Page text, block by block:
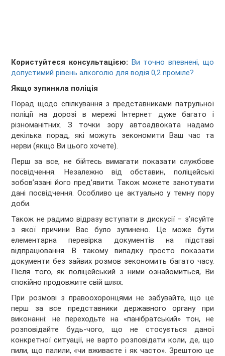
Користуйтеся консультацією: Ви точно впевнені, що
допустимий рівень алкоголю для водія 0,2 проміле?
Якщо зупинила поліція
Порад щодо спілкування з представниками патрульної
поліції на дорозі в мережі Інтернет дуже багато і
різноманітних. З точки зору автоадвоката надамо
декілька порад, які можуть зекономити Ваш час та
нерви (якщо Ви цього хочете).
Перш за все, не бійтесь вимагати показати службове
посвідчення. Незалежно від обставин, поліцейські
зобов’язані його пред’явити. Також можете занотувати
дані посвідчення. Особливо це актуально у темну пору
доби.
Також не радимо відразу вступати в дискусії – з’ясуйте
з якої причини Вас було зупинено. Це може бути
елементарна перевірка документів на підставі
відпрацювання. В такому випадку просто показати
документи без зайвих розмов зекономить багато часу.
Після того, як поліцейський з ними ознайомиться, Ви
спокійно продовжите свій шлях.
При розмові з правоохоронцями не забувайте, що це
перш за все представники державного органу при
виконанні: не переходьте на «панібратський» тон, не
розповідайте будь-чого, що не стосується даної
конкретної ситуації, не варто розповідати коли, де, що
пили, що палили, «чи вживаєте і як часто». Зрештою це